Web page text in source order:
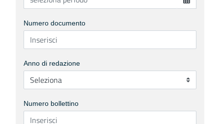
Numero documento
Anno di redazione
Numero bollettino